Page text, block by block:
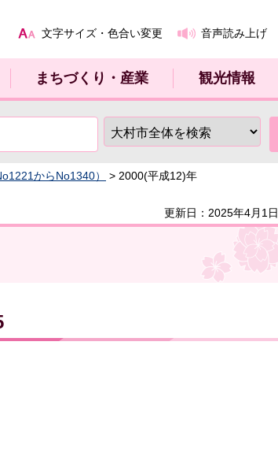
文字サイズ・色合い変更 音声読み上げ
まちづくり・産業 観光情報
からNo1340） > 2000(平成12)年
更新日：2025年4月1日